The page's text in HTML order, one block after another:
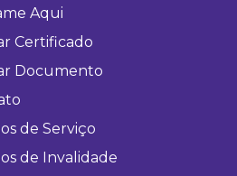
Aqui
Certificado
Documento
de Serviço
de Invalidade